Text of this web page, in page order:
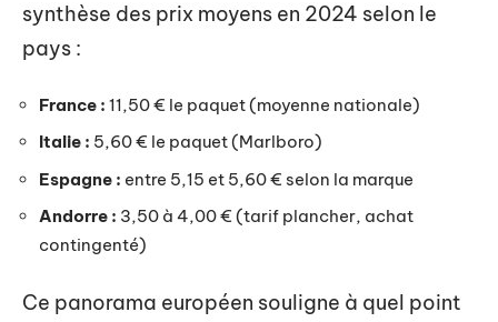
synthèse des prix moyens en 2024 selon le
pays :
France : 11,50 € le paquet (moyenne nationale)
Italie : 5,60 € le paquet (Marlboro)
Espagne : entre 5,15 et 5,60 € selon la marque
Andorre : 3,50 à 4,00 € (tarif plancher, achat
contingenté)
Ce panorama européen souligne à quel point